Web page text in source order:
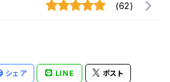
(62)
シェア LINE ポスト